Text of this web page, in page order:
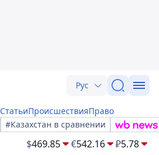
Рус
СтатьиПроисшествияПраво
#Казахстан в сравнении
$469.85 €542.16 ₽5.78